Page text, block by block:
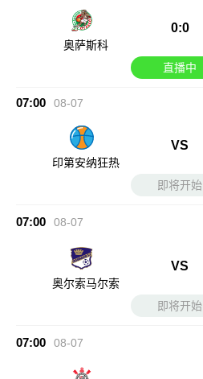
奥萨斯科
0:0
直播中
07:00 08-07
印第安纳狂热
VS
即将开始
07:00 08-07
奥尔索马尔索
VS
即将开始
07:00 08-07